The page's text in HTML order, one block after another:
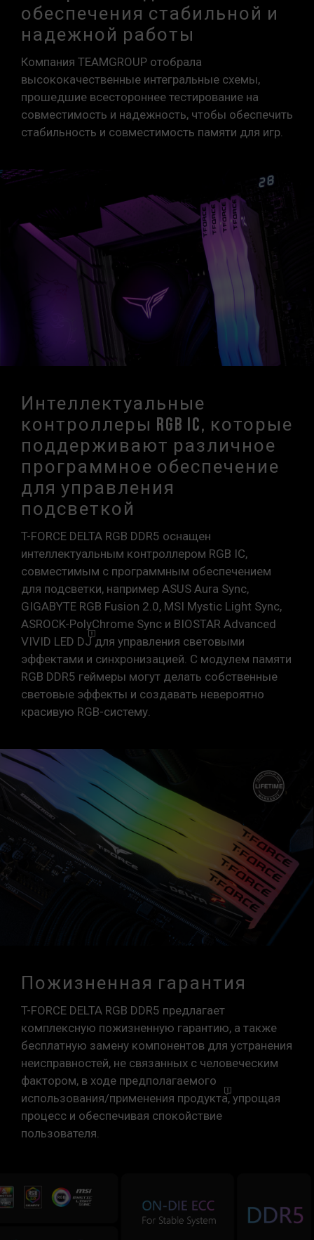
обеспечения стабильной и
надежной работы
Компания TEAMGROUP отобрала
высококачественные интегральные схемы,
прошедшие всестороннее тестирование на
совместимость и надежность, чтобы обеспечить
стабильность и совместимость памяти для игр.
Интеллектуальные
контроллеры RGB IC, которые
поддерживают различное
программное обеспечение
для управления
подсветкой
T-FORCE DELTA RGB DDR5 оснащен
интеллектуальным контроллером RGB IC,
совместимым с программным обеспечением
для подсветки, например ASUS Aura Sync,
GIGABYTE RGB Fusion 2.0, MSI Mystic Light Sync,
ASROCK-PolyChrome Sync и BIOSTAR Advanced
VIVID LED DJдля управления световыми
эффектами и синхронизацией. С модулем памяти
RGB DDR5 геймеры могут делать собственные
световые эффекты и создавать невероятно
красивую RGB-систему.
Пожизненная гарантия
T-FORCE DELTA RGB DDR5 предлагает
комплексную пожизненную гарантию, а также
бесплатную замену компонентов для устранения
неисправностей, не связанных с человеческим
фактором, в ходе предполагаемого
использования/применения продукта, упрощая
процесс и обеспечивая спокойствие
пользователя.